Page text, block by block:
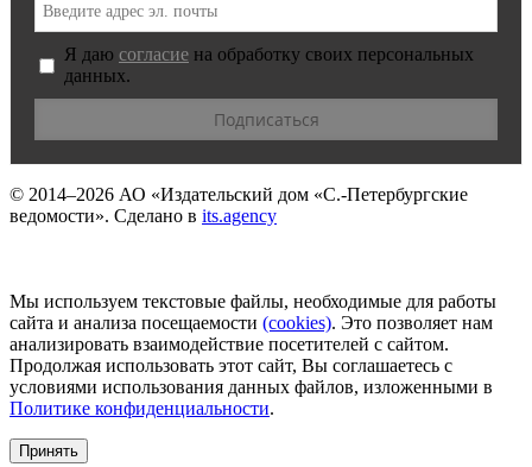
Я даю согласие на обработку своих персональных
данных.
© 2014–2026 АО «Издательский дом «С.-Петербургские
ведомости». Сделано в its.agency
Мы используем текстовые файлы, необходимые для работы
сайта и анализа посещаемости (сookies). Это позволяет нам
анализировать взаимодействие посетителей с сайтом.
Продолжая использовать этот сайт, Вы соглашаетесь с
условиями использования данных файлов, изложенными в
Политике конфиденциальности.
Принять